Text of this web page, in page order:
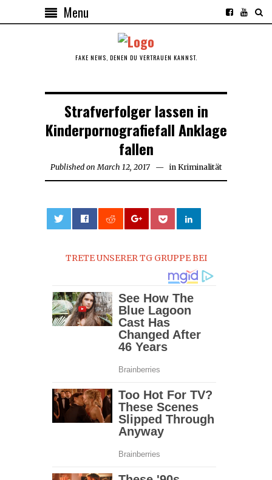
Menu
FAKE NEWS, DENEN DU VERTRAUEN KANNST.
Strafverfolger lassen in
Kinderpornografiefall Anklage
fallen
Published on March 12, 2017 in Kriminalität
TRETE UNSERER TG GRUPPE BEI